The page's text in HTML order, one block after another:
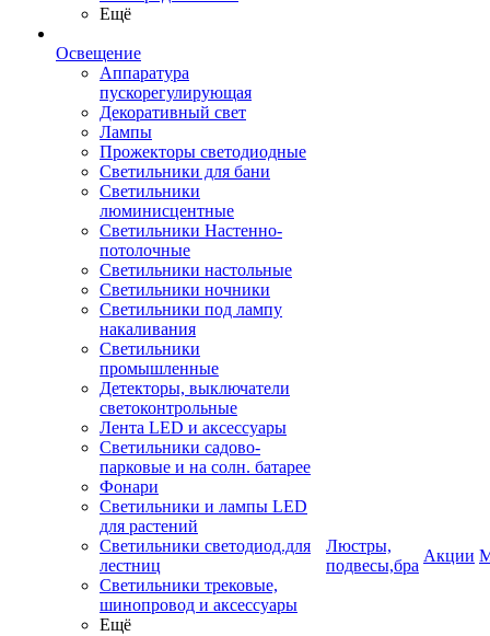
Ещё
Освещение
Аппаратура
пускорегулирующая
Декоративный свет
Лампы
Прожекторы светодиодные
Светильники для бани
Светильники
люминисцентные
Светильники Настенно-
потолочные
Светильники настольные
Светильники ночники
Светильники под лампу
накаливания
Светильники
промышленные
Детекторы, выключатели
светоконтрольные
Лента LED и аксессуары
Светильники садово-
парковые и на солн. батарее
Фонари
Светильники и лампы LED
для растений
Светильники светодиод.для
лестниц
Светильники трековые,
шинопровод и аксессуары
Ещё
Люстры,
подвесы,бра
Акции